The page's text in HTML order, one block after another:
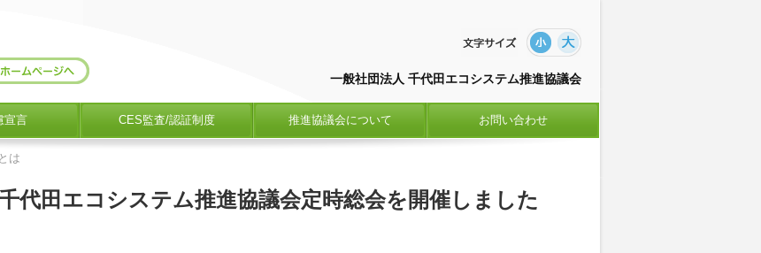
一般社団法人 千代田エコシステム推進協議会
宣言 CES監査/認証制度 推進協議会について お問い合わせ
は
代田エコシステム推進協議会定時総会を開催しました